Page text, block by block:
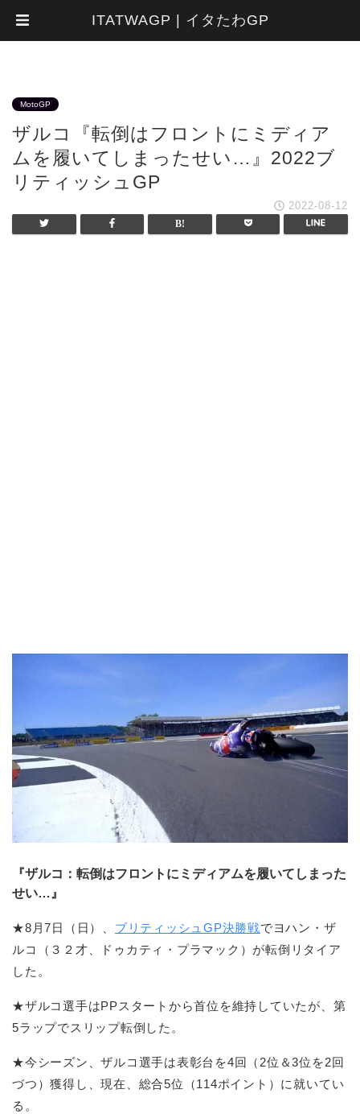
MotoGP
ザルコ『転倒はフロントにミディア
ムを履いてしまったせい…』2022ブ
リティッシュGP
2022-08-12
『ザルコ：転倒はフロントにミディアムを履いてしまった
せい…』
★8月7日（日）、 ブリティッシュGP決勝戦でヨハン・ザ
ルコ（３２才、ドゥカティ・プラマック）が転倒リタイア
した。
★ザルコ選手はPPスタートから首位を維持していたが、第
5ラップでスリップ転倒した。
★今シーズン、ザルコ選手は表彰台を4回（2位＆3位を2回
づつ）獲得し、現在、総合5位（114ポイント）に就いてい
る。
ITATWAGP | イタたわGP